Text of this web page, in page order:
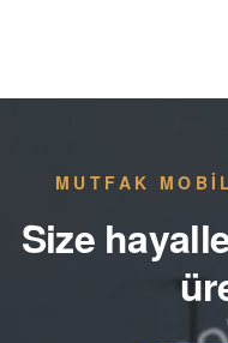
MUTFAK
Size